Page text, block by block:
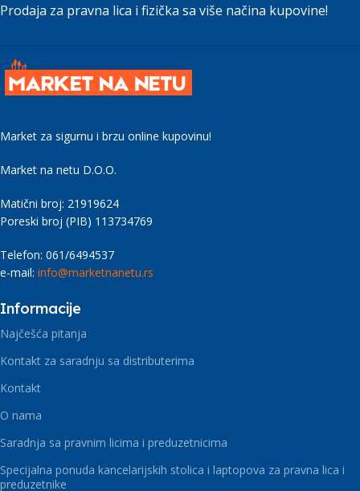
Prodaja za pravna lica i fizička sa više načina kupovine!
Market za sigurnu i brzu online kupovinu!
Market na netu D.O.O.
Matični broj: 21919624
Poreski broj (PIB) 113734769
Telefon: 061/6494537
e-mail: info@marketnanetu.rs
Informacije
Najčešća pitanja
Kontakt za saradnju sa distributerima
Kontakt
O nama
Saradnja sa pravnim licima i preduzetnicima
Specijalna ponuda kancelarijskih stolica i laptopova za pravna lica i
preduzetnike